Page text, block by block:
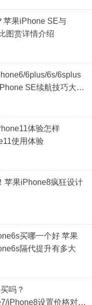
苹果iPhone SE与
图赏详情介绍
6plus/6s/6splus
SE续航技巧大反
体验怎样
使用体验
苹果iPhone8疯狂设计
买哪一个好 苹果
隔代提升有多大
吗？
iPhone8设置价格对比